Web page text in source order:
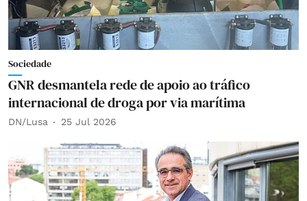
Sociedade
GNR desmantela rede de apoio ao tráfico
internacional de droga por via marítima
DN/Lusa 25 Jul 2026